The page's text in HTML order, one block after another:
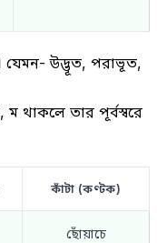
উদ্ভূত, পরাভূত,
থাকলে তার পূর্বস্বরে
কাঁটা (কণ্টক)
ছোঁয়াচে